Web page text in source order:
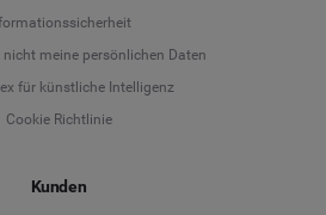
nicht meine persönlichen Daten
für künstliche Intelligenz
Cookie Richtlinie
Kunden
Deutsch
English